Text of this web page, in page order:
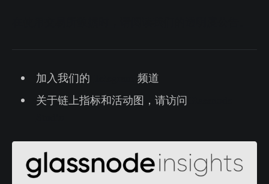
加入我们的
频道
关于链上指标和活动图，请访问